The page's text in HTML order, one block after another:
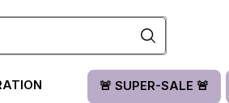
🚨 SUPER-SALE 🚨